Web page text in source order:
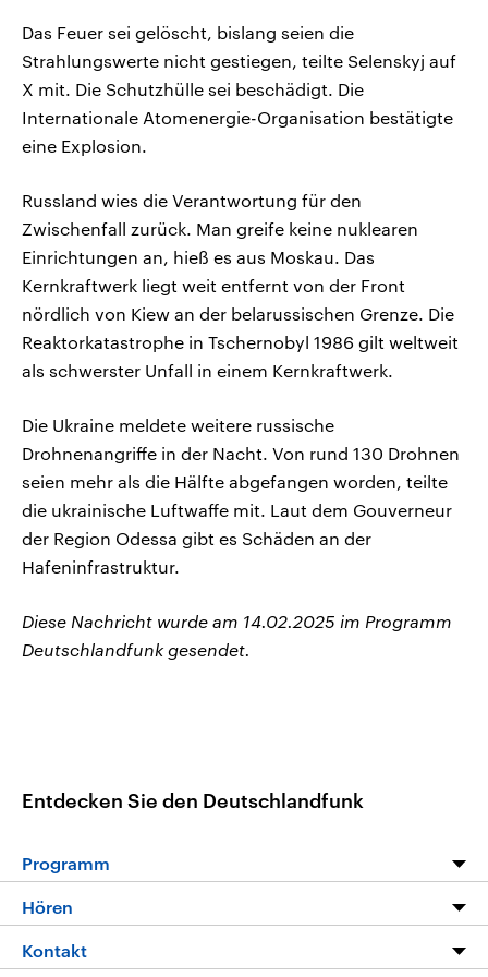
Das Feuer sei gelöscht, bislang seien die
Strahlungswerte nicht gestiegen, teilte Selenskyj auf
X mit. Die Schutzhülle sei beschädigt. Die
Internationale Atomenergie-Organisation bestätigte
eine Explosion.
Russland wies die Verantwortung für den
Zwischenfall zurück. Man greife keine nuklearen
Einrichtungen an, hieß es aus Moskau. Das
Kernkraftwerk liegt weit entfernt von der Front
nördlich von Kiew an der belarussischen Grenze. Die
Reaktorkatastrophe in Tschernobyl 1986 gilt weltweit
als schwerster Unfall in einem Kernkraftwerk.
Die Ukraine meldete weitere russische
Drohnenangriffe in der Nacht. Von rund 130 Drohnen
seien mehr als die Hälfte abgefangen worden, teilte
die ukrainische Luftwaffe mit. Laut dem Gouverneur
der Region Odessa gibt es Schäden an der
Hafeninfrastruktur.
Diese Nachricht wurde am 14.02.2025 im Programm
Deutschlandfunk gesendet.
Entdecken Sie den Deutschlandfunk
Programm
Programm
Die Nachrichten
Hören
Livestream
Kontakt